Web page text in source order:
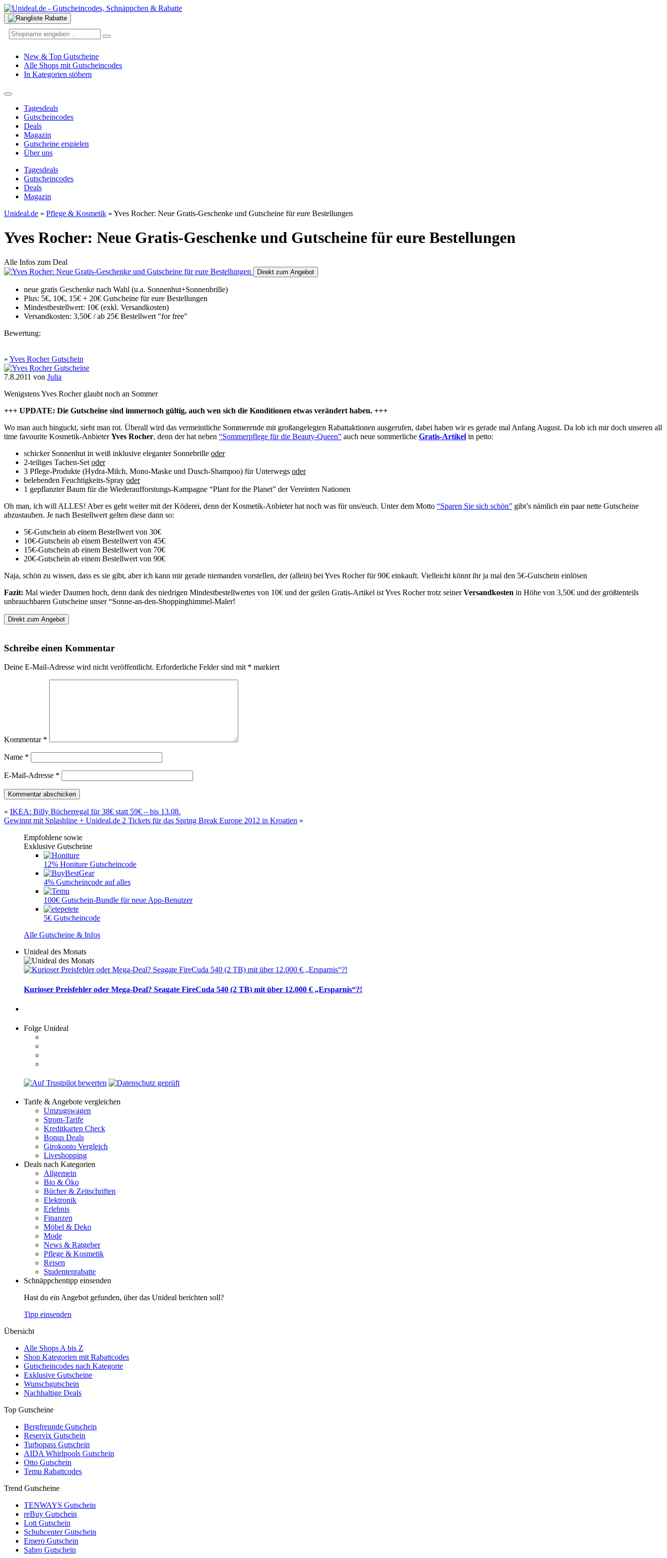
New & Top Gutscheine
Alle Shops mit Gutscheincodes
In Kategorien stöbern
Tagesdeals
Gutscheincodes
Deals
Magazin
Gutscheine erspielen
Über uns
Tagesdeals
Gutscheincodes
Deals
Magazin
Unideal.de » Pflege & Kosmetik » Yves Rocher: Neue Gratis-Geschenke und Gutscheine für eure Bestellungen
Yves Rocher: Neue Gratis-Geschenke und Gutscheine für eure Bestellungen
Alle Infos zum Deal
Direkt zum Angebot
neue gratis Geschenke nach Wahl (u.a. Sonnenhut+Sonnenbrille)
Plus: 5€, 10€, 15€ + 20€ Gutscheine für eure Bestellungen
Mindestbestellwert: 10€ (exkl. Versandkosten)
Versandkosten: 3,50€ / ab 25€ Bestellwert "for free"
Bewertung:
» Yves Rocher Gutschein
7.8.2011 von Julia
Wenigstens Yves Rocher glaubt noch an Sommer
+++ UPDATE: Die Gutscheine sind immernoch gültig, auch wen sich die Konditionen etwas verändert haben. +++
Wo man auch hinguckt, sieht man rot. Überall wird das vermeintliche Sommerende mit großangelegten Rabattaktionen ausgerufen, dabei haben wir es gerade mal Anfang August. Da lob ich mir doch unseren all
time favourite Kosmetik-AnbieterYves Rocher, denn der hat neben “Sommerpflege für die Beauty-Queen” auch neue sommerliche Gratis-Artikel in petto:
schicker Sonnenhut in weiß inklusive eleganter Sonnebrille oder
2-teiliges Tachen-Set oder
3 Pflege-Produkte (Hydra-Milch, Mono-Maske und Dusch-Shampoo) für Unterwegs oder
belebenden Feuchtigkeits-Spray oder
1 gepflanzter Baum für die Wiederaufforstungs-Kampagne “Plant for the Planet” der Vereinten Nationen
Oh man, ich will ALLES! Aber es geht weiter mit der Köderei, denn der Kosmetik-Anbieter hat noch was für uns/euch. Unter dem Motto “Sparen Sie sich schön” gibt’s nämlich ein paar nette Gutscheine
abzustauben. Je nach Bestellwert gelten diese dann so:
5€-Gutschein ab einem Bestellwert von 30€
10€-Gutschein ab einem Bestellwert von 45€
15€-Gutschein ab einem Bestellwert von 70€
20€-Gutschein ab einem Bestellwert von 90€
Naja, schön zu wissen, dass es sie gibt, aber ich kann mir gerade niemanden vorstellen, der (allein) bei Yves Rocher für 90€ einkauft. Vielleicht könnt ihr ja mal den 5€-Gutschein einlösen
Fazit: Mal wieder Daumen hoch, denn dank des niedrigen Mindestbestellwertes von 10€ und der geilen Gratis-Artikel ist Yves Rocher trotz seinerVersandkosten in Höhe von 3,50€ und der größtenteils
unbrauchbaren Gutscheine unser “Sonne-an-den-Shoppinghimmel-Maler!
Direkt zum Angebot
Schreibe einen Kommentar
Deine E-Mail-Adresse wird nicht veröffentlicht. Erforderliche Felder sind mit * markiert
Kommentar *
Name *
E-Mail-Adresse *
« IKEA: Billy Bücherregal für 38€ statt 59€ – bis 13.08.
Gewinnt mit Splashline + Unideal.de 2 Tickets für das Spring Break Europe 2012 in Kroatien »
Empfohlene sowie
Exklusive Gutscheine
12% Honiture Gutscheincode
4% Gutscheincode auf alles
100€ Gutschein-Bundle für neue App-Benutzer
5€ Gutscheincode
Alle Gutscheine & Infos
Unideal des Monats
Kurioser Preisfehler oder Mega-Deal? Seagate FireCuda 540 (2 TB) mit über 12.000 € „Ersparnis“?!
Folge Unideal
Tarife & Angebote vergleichen
Umzugswagen
Strom-Tarife
Kreditkarten Check
Bonus Deals
Girokonto Vergleich
Liveshopping
Deals nach Kategorien
Allgemein
Bio & Öko
Bücher & Zeitschriften
Elektronik
Erlebnis
Finanzen
Möbel & Deko
Mode
News & Ratgeber
Pflege & Kosmetik
Reisen
Studentenrabatte
Schnäppchentipp einsenden
Hast du ein Angebot gefunden, über das Unideal berichten soll?
Tipp einsenden
Übersicht
Alle Shops A bis Z
Shop Kategorien mit Rabattcodes
Gutscheincodes nach Kategorie
Exklusive Gutscheine
Wunschgutschein
Nachhaltige Deals
Top Gutscheine
Bergfreunde Gutschein
Reservix Gutschein
Turbopass Gutschein
AIDA Whirlpools Gutschein
Otto Gutschein
Temu Rabattcodes
Trend Gutscheine
TENWAYS Gutschein
reBuy Gutschein
Lott Gutschein
Schuhcenter Gutschein
Emero Gutschein
Sabro Gutschein